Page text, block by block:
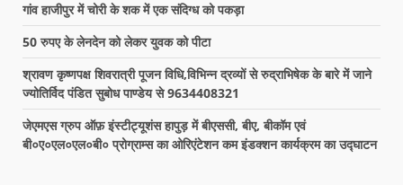
गांव हाजीपुर में चोरी के शक में एक संदिग्ध को पकड़ा
50 रुपए के लेनदेन को लेकर युवक को पीटा
श्रावण कृष्णपक्ष शिवरात्री पूजन विधि,विभिन्न द्रव्यों से रुद्राभिषेक के बारे में जाने
ज्योतिर्विद पंडित सुबोध पाण्डेय से 9634408321
जेएमएस ग्रुप ऑफ़ इंस्टीट्यूशंस हापुड़ में बीएससी, बीए, बीकॉम एवं
बी०ए०एल०एल०बी० प्रोग्राम्स का ओरिएंटेशन कम इंडक्शन कार्यक्रम का उद्घाटन